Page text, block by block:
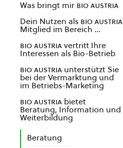
Was bringt mir bio austria
Dein Nutzen als bio austria
Mitglied im Bereich …
bio austriavertritt Ihre
Interessen als Bio-Betrieb
bio austria unterstützt Sie
bei der Vermarktung und
im Betriebs-Marketing
bio austria bietet
Beratung, Information und
Weiterbildung
Beratung